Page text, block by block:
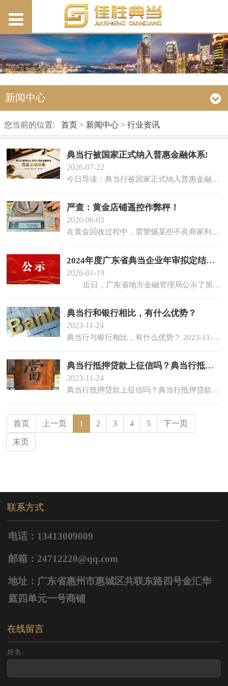
新闻中心
您当前的位置: 首页> 新闻中心 > 行业资讯
典当行被国家正式纳入普惠金融体系!
2026-07-22
今日导读：典当行被国家正式纳入普惠金融体系，定位为"毛细血管"；安徽典当行业去年为小微企业投放超90亿元；绝当物品增值税降至3%，行业税负减
严查：黄金店铺遥控作弊秤！
2026-06-03
在黄金回收过程中，需警惕某些不良商家利用高科技手段设下圈套。他们可能通过远程控制电子秤，瞬间篡改称重数据，以此欺诈那些意图将黄金变现的消费者。请大家务必小心，避
2024年度广东省典当企业年审拟定结果公
2026-01-19
近日，广东省地方金融管理局公示了第一批广东省（不含深圳）典当企业2024年度年审拟定结果。经审核，第一批134家典当企业中，96家拟定为A类企业、36家拟定为B类企业、2家拟定为不通过...
典当行和银行相比，有什么优势？
2023-11-24
典当行与银行相比，有什么优势？ 2023-11-23 17:53 发布于：安徽省 来源：搜狐 （合肥当铺小杨）典当行也叫当铺或者是抵押店，可能大部分对典当行的认识来源于文学作品或者是影视剧作中。随...
典当行抵押贷款上征信吗？典当行抵押贷款利
2023-11-24
典当行抵押贷款上征信吗？典当行抵押贷款利息是多少？2023-05-31 11:42:21来源：产经时报网 典当行抵押贷款上征信吗?答案是不会的,典当行和银行是不同类型的金融机构,在典当行办理业务都...
首页 上一页 1 2 3 4 5 下一页
末页
联系方式
电话：13413009009
邮箱：24712220@qq.com
地址：广东省惠州市惠城区共联东路四号金汇华
庭四单元一号商铺
在线留言
姓名: